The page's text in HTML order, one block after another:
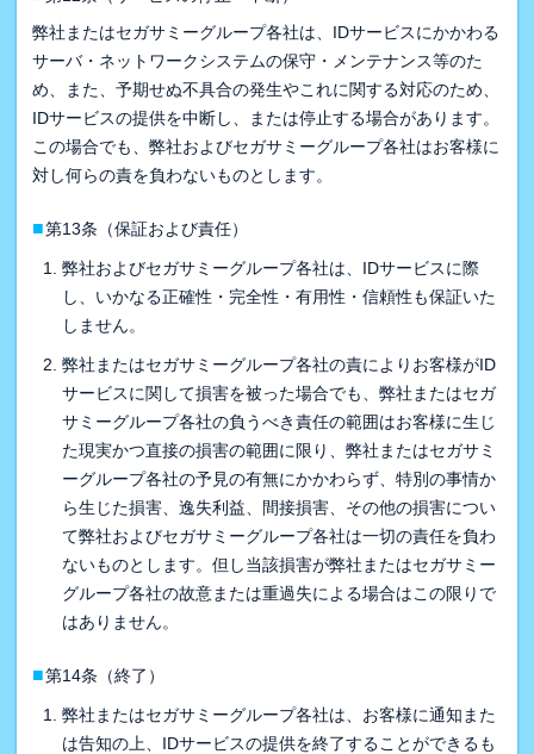
弊社またはセガサミーグループ各社は、IDサービスにかかわる
サーバ・ネットワークシステムの保守・メンテナンス等のた
め、また、予期せぬ不具合の発生やこれに関する対応のため、
IDサービスの提供を中断し、または停止する場合があります。
この場合でも、弊社およびセガサミーグループ各社はお客様に
対し何らの責を負わないものとします。
■第13条（保証および責任）
弊社およびセガサミーグループ各社は、IDサービスに際
し、いかなる正確性・完全性・有用性・信頼性も保証いた
しません。
弊社またはセガサミーグループ各社の責によりお客様がID
サービスに関して損害を被った場合でも、弊社またはセガ
サミーグループ各社の負うべき責任の範囲はお客様に生じ
た現実かつ直接の損害の範囲に限り、弊社またはセガサミ
ーグループ各社の予見の有無にかかわらず、特別の事情か
ら生じた損害、逸失利益、間接損害、その他の損害につい
て弊社およびセガサミーグループ各社は一切の責任を負わ
ないものとします。但し当該損害が弊社またはセガサミー
グループ各社の故意または重過失による場合はこの限りで
はありません。
■第14条（終了）
弊社またはセガサミーグループ各社は、お客様に通知また
は告知の上、IDサービスの提供を終了することができるも